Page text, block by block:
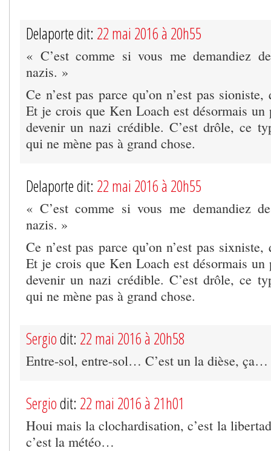
Delaporte dit: 22 mai 2016 à 20h55
« C’est comme si vous me demandiez
nazis. »
Ce n’est pas parce qu’on n’est pas
Et je crois que Ken Loach est désormais
devenir un nazi crédible. C’est drôle, ce
qui ne mène pas à grand chose.
Delaporte dit: 22 mai 2016 à 20h55
« C’est comme si vous me demandiez
nazis. »
Ce n’est pas parce qu’on n’est pas
Et je crois que Ken Loach est désormais
devenir un nazi crédible. C’est drôle, ce
qui ne mène pas à grand chose.
Sergiodit: 22 mai 2016 à 20h58
Entre-sol, entre-sol… C’est un la dièse, ça…
Sergiodit: 22 mai 2016 à 21h01
Houi mais la clochardisation, c’est la
c’est la météo…